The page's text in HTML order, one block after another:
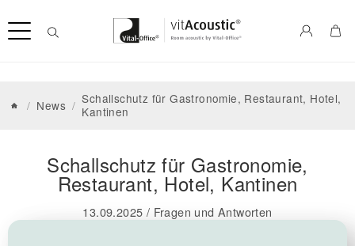
/ News / Schallschutz für Gastronomie, Restaurant, Hotel,
Kantinen
Schallschutz für Gastronomie,
Restaurant, Hotel, Kantinen
13.09.2025 / Fragen und Antworten